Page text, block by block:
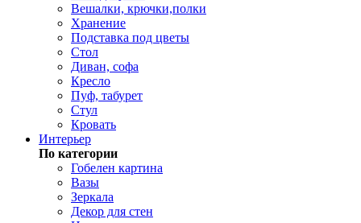
Вешалки, крючки,полки
Хранение
Подставка под цветы
Стол
Диван, софа
Кресло
Пуф, табурет
Стул
Кровать
Интерьер
По категории
Гобелен картина
Вазы
Зеркала
Декор для стен